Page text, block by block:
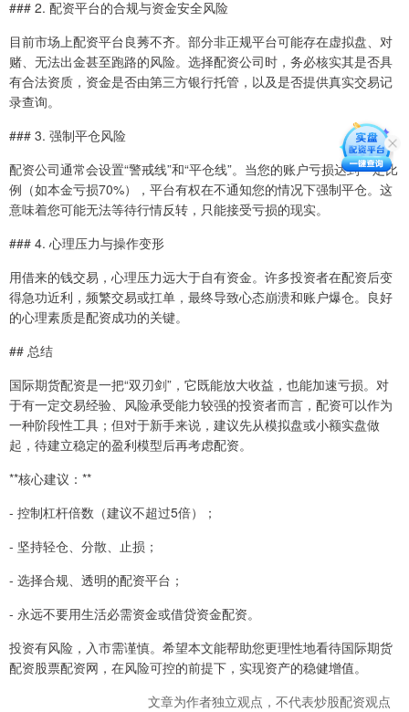
### 2. 配资平台的合规与资金安全风险
目前市场上配资平台良莠不齐。部分非正规平台可能存在虚拟盘、对
赌、无法出金甚至跑路的风险。选择配资公司时，务必核实其是否具
有合法资质，资金是否由第三方银行托管，以及是否提供真实交易记
录查询。
### 3. 强制平仓风险
配资公司通常会设置“警戒线”和“平仓线”。当您的账户亏损达到一定比
例（如本金亏损70%），平台有权在不通知您的情况下强制平仓。这
意味着您可能无法等待行情反转，只能接受亏损的现实。
### 4. 心理压力与操作变形
用借来的钱交易，心理压力远大于自有资金。许多投资者在配资后变
得急功近利，频繁交易或扛单，最终导致心态崩溃和账户爆仓。良好
的心理素质是配资成功的关键。
## 总结
国际期货配资是一把“双刃剑”，它既能放大收益，也能加速亏损。对
于有一定交易经验、风险承受能力较强的投资者而言，配资可以作为
一种阶段性工具；但对于新手来说，建议先从模拟盘或小额实盘做
起，待建立稳定的盈利模型后再考虑配资。
**核心建议：**
- 控制杠杆倍数（建议不超过5倍）；
- 坚持轻仓、分散、止损；
- 选择合规、透明的配资平台；
- 永远不要用生活必需资金或借贷资金配资。
投资有风险，入市需谨慎。希望本文能帮助您更理性地看待国际期货
配资股票配资网，在风险可控的前提下，实现资产的稳健增值。
文章为作者独立观点，不代表炒股配资观点